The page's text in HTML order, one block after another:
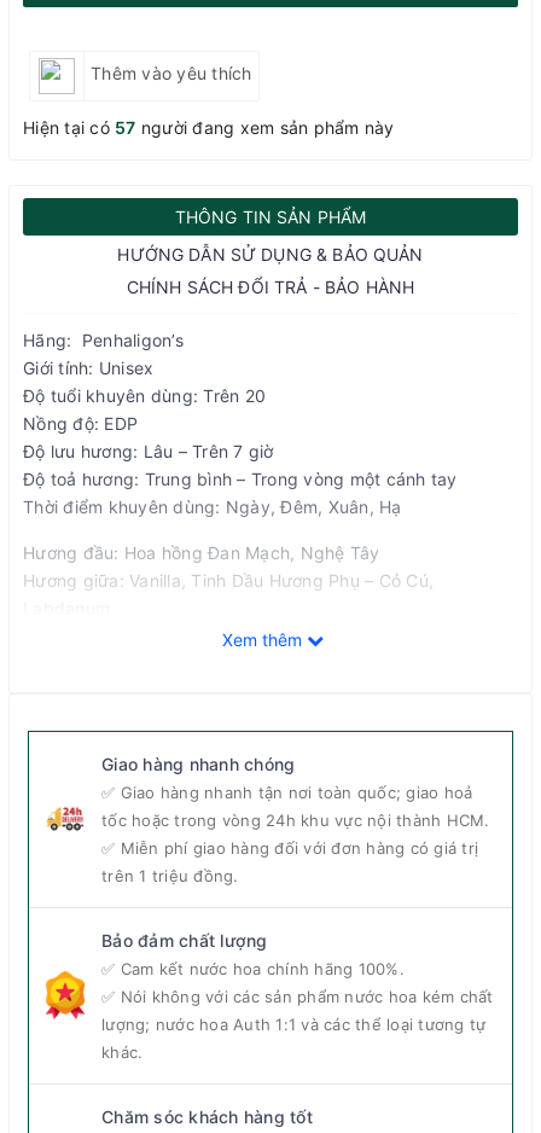
Thêm vào yêu thích
Hiện tại có 57 người đang xem sản phẩm này
THÔNG TIN SẢN PHẨM
HƯỚNG DẪN SỬ DỤNG & BẢO QUẢN
CHÍNH SÁCH ĐỔI TRẢ - BẢO HÀNH
Hãng: Penhaligon’s
Giới tính: Unisex
Độ tuổi khuyên dùng: Trên 20
Nồng độ: EDP
Độ lưu hương: Lâu – Trên 7 giờ
Độ toả hương: Trung bình – Trong vòng một cánh tay
Thời điểm khuyên dùng: Ngày, Đêm, Xuân, Hạ
Hương đầu: Hoa hồng Đan Mạch, Nghệ Tây
Hương giữa: Vanilla, Tinh Dầu Hương Phụ – Cỏ Cú,
Hương cuối: gỗ đàn hương, Quảng hoắc hương, tuyết tùng
Xem thêm
Giao hàng nhanh chóng
✅ Giao hàng nhanh tận nơi toàn quốc; giao hoả
tốc hoặc trong vòng 24h khu vực nội thành HCM.
✅ Miễn phí giao hàng đối với đơn hàng có giá trị
trên 1 triệu đồng.
Bảo đảm chất lượng
✅ Cam kết nước hoa chính hãng 100%.
✅ Nói không với các sản phẩm nước hoa kém chất
lượng; nước hoa Auth 1:1 và các thể loại tương tự
khác.
Chăm sóc khách hàng tốt